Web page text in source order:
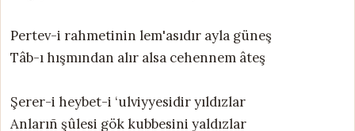
Pertev-i rahmetinin lem'asıdır ayla güneş
Tâb-ı hışmından alır alsa cehennem âteş
Şerer-i heybet-i ‘ulviyyesidir yıldızlar
Anlarıñ şûlesi gök kubbesini yaldızlar